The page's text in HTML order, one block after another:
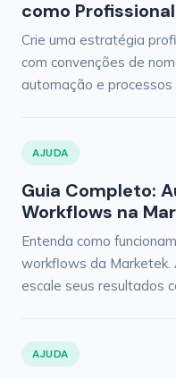
como Profissional
Crie uma estratégia
com convenções de
automação e
AJUDA
Guia Completo:
Workflows na
Entenda como
workflows da
escale seus resultados
AJUDA